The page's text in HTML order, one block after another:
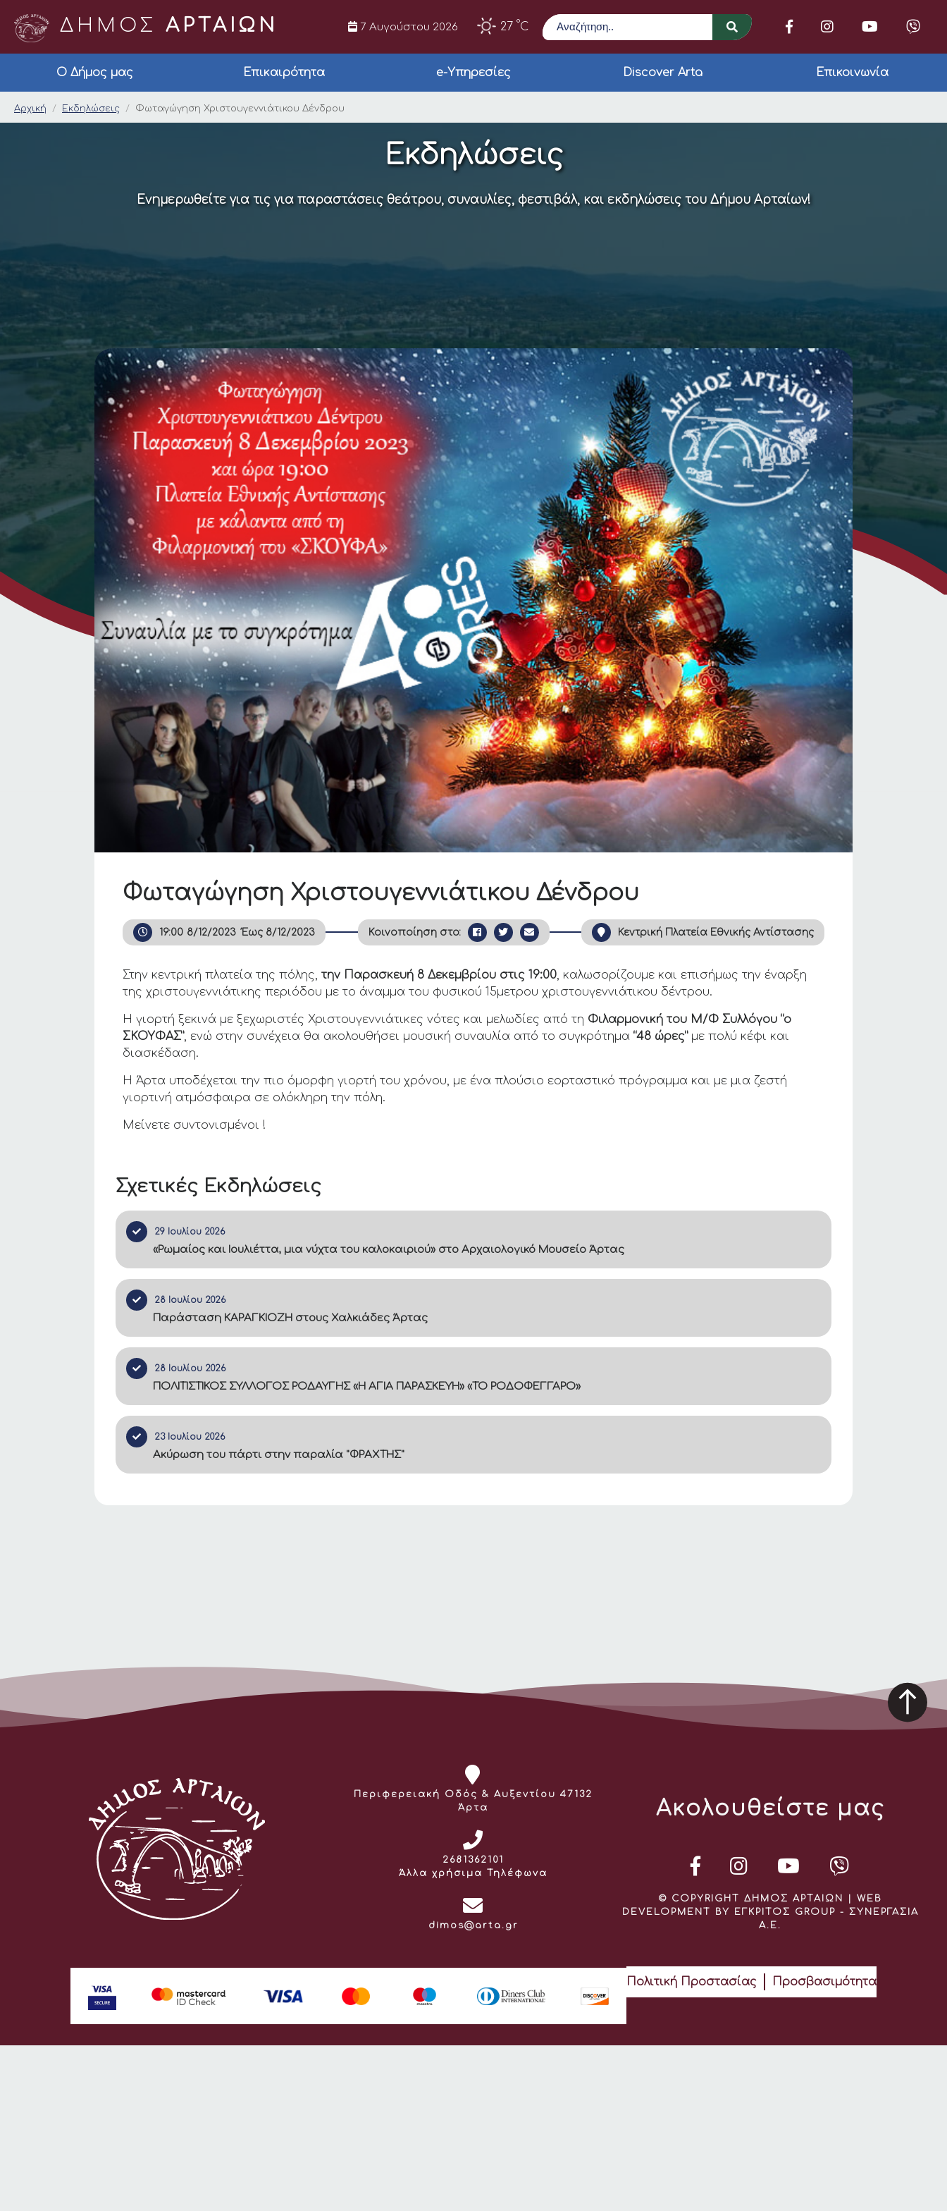
ΔΗΜΟΣ ΑΡΤΑΙΩΝ 7 Αυγούστου 2026 27 °C
Αναζήτηση
Ο Δήμος μας Επικαιρότητα e-Υπηρεσίες Discover Arta Επικοινωνία
Φωταγώγηση Χριστουγεννιάτικου Δένδρου
Αρχική Εκδηλώσεις Φωταγώγηση Χριστουγεννιάτικου Δένδρου
Εκδηλώσεις
Ενημερωθείτε για τις για παραστάσεις θεάτρου, συναυλίες, φεστιβάλ, και εκδηλώσεις του Δήμου Αρταίων!
Σχετικές Εκδηλώσεις
29 Ιουλίου 2026
«Ρωμαίος και Ιουλιέττα, μια νύχτα του καλοκαιριού» στο Αρχαιολογικό Μουσείο Άρτας
28 Ιουλίου 2026
Παράσταση ΚΑΡΑΓΚΙΟΖΗ στους Χαλκιάδες Άρτας
28 Ιουλίου 2026
ΠΟΛΙΤΙΣΤΙΚΟΣ ΣΥΛΛΟΓΟΣ ΡΟΔΑΥΓΗΣ «Η ΑΓΙΑ ΠΑΡΑΣΚΕΥΗ» «ΤΟ ΡΟΔΟΦΕΓΓΑΡΟ»
23 Ιουλίου 2026
Ακύρωση του πάρτι στην παραλία "ΦΡΑΧΤΗΣ"
Φωταγώγηση Χριστουγεννιάτικου Δένδρου
19:00 8/12/2023Έως 8/12/2023 Κοινοποίηση στο: Κεντρική Πλατεία Εθνικής Αντίστασης
Στην κεντρική πλατεία της πόλης,την Παρασκευή 8 Δεκεμβρίου στις 19:00, καλωσορίζουμε και επισήμως την έναρξη
της χριστουγεννιάτικης περιόδου με το άναμμα του φυσικού 15μετρου χριστουγεννιάτικου δέντρου.
H γιορτή ξεκινά με ξεχωριστές Χριστουγεννιάτικες νότες και μελωδίες από τη Φιλαρμονική του Μ/Φ Συλλόγου “ο
ΣΚΟΥΦΑΣ”, ενώ στην συνέχεια θα ακολουθήσει μουσική συναυλία από το συγκρότημα“48 ώρες” με πολύ κέφι και
διασκέδαση.
Η Άρτα υποδέχεται την πιο όμορφη γιορτή του χρόνου, με ένα πλούσιο εορταστικό πρόγραμμα και με μια ζεστή
γιορτινή ατμόσφαιρα σε ολόκληρη την πόλη.
Μείνετε συντονισμένοι !
Διεύθυνση:
Περιφερειακή Οδός & Αυξεντίου 47132
Άρτα
Τηλέφωνο:
2681362101
Άλλα χρήσιμα Τηλέφωνα
Email:
dimos@arta.gr
Ακολουθείστε μας
© COPYRIGHT ΔΗΜΟΣ ΑΡΤΑΙΩΝ | WEB
DEVELOPMENT BY ΕΓΚΡΙΤΟΣ GROUP - ΣΥΝΕΡΓΑΣΙΑ
Α.Ε.
Πολιτική Προστασίας Προσβασιμότητα